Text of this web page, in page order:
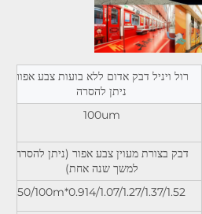
רול ויניל דבק אדום ללא בועות צבע אפור
ניתן להסרה
100um
דבק בצורת מעוין צבע אפור (ניתן להסרה
למשך שנה אחת)
0.914/1.07/1.27/1.37/1.52*50/100m